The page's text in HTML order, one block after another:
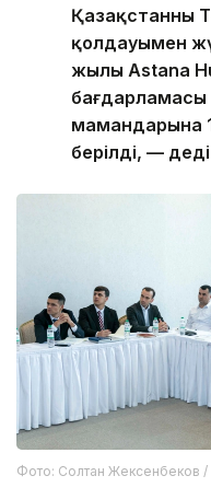
Қазақстанның
қолдауымен
жылы Astana
бағдарламасы
мамандарына
берілді, —
Фото: Солтан Жексенбеков /